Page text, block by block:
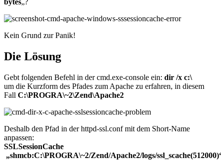
bytes„?
Kein Grund zur Panik!
Die Lösung
Gebt folgenden Befehl in der cmd.exe-console ein: dir /x c:\
um die Kurzform des Pfades zum Apache zu erfahren, in diesem
Fall C:\PROGRA\~2\Zend\Apache2
Deshalb den Pfad in der httpd-ssl.conf mit dem Short-Name
anpassen:
SSLSessionCache
„shmcb:C:\PROGRA\~2/Zend/Apache2/logs/